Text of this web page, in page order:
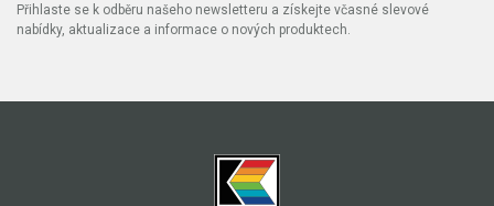
Přihlaste se k odběru našeho newsletteru a získejte včasné slevové
nabídky, aktualizace a informace o nových produktech.